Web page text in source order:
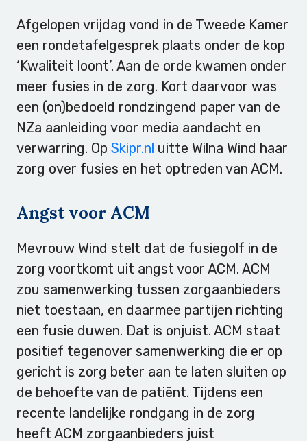
Afgelopen vrijdag vond in de Tweede Kamer
een rondetafelgesprek plaats onder de kop
‘Kwaliteit loont’. Aan de orde kwamen onder
meer fusies in de zorg. Kort daarvoor was
een (on)bedoeld rondzingend paper van de
NZa aanleiding voor media aandacht en
verwarring. Op Skipr.nl uitte Wilna Wind haar
zorg over fusies en het optreden van ACM.
Angst voor ACM
Mevrouw Wind stelt dat de fusiegolf in de
zorg voortkomt uit angst voor ACM. ACM
zou samenwerking tussen zorgaanbieders
niet toestaan, en daarmee partijen richting
een fusie duwen. Dat is onjuist. ACM staat
positief tegenover samenwerking die er op
gericht is zorg beter aan te laten sluiten op
de behoefte van de patiënt. Tijdens een
recente landelijke rondgang in de zorg
heeft ACM zorgaanbieders juist